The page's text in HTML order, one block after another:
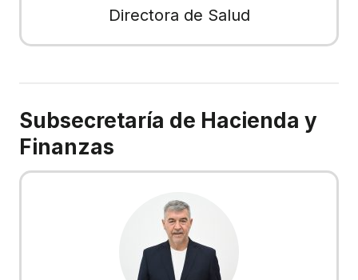
Directora de Salud
Subsecretaría de Hacienda y
Finanzas